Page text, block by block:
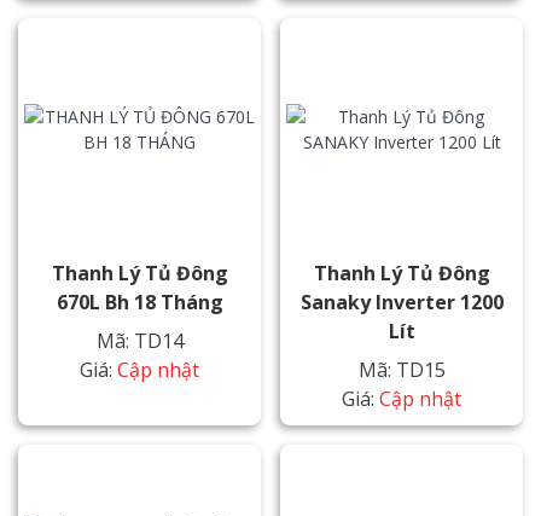
Thanh Lý Tủ Đông
670L Bh 18 Tháng
Mã: TD14
Giá: Cập nhật
Thanh Lý Tủ Đông
Sanaky Inverter 1200
Lít
Mã: TD15
Giá: Cập nhật